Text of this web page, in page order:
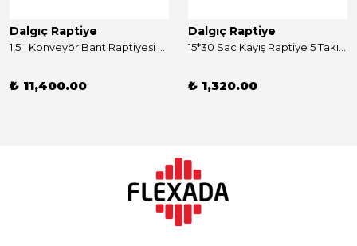
Dalgıç Raptiye
₺ 11,400.00
Dalgıç Raptiye
₺ 1,320.00